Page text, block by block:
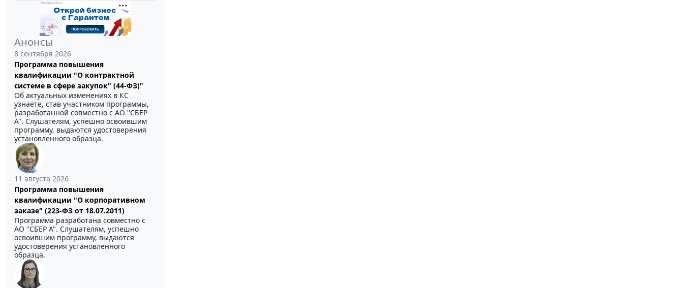
Анонсы
8 сентября 2026
Программа повышения
квалификации "О контрактной
системе в сфере закупок" (44-ФЗ)"
Об актуальных изменениях в КС
узнаете, став участником программы,
разработанной совместно с АО ''СБЕР
А". Слушателям, успешно освоившим
программу, выдаются удостоверения
установленного образца.
11 августа 2026
Программа повышения
квалификации "О корпоративном
заказе" (223-ФЗ от 18.07.2011)
Программа разработана совместно с
АО ''СБЕР А". Слушателям, успешно
освоившим программу, выдаются
удостоверения установленного
образца.